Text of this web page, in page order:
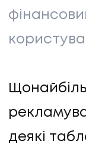
деякі